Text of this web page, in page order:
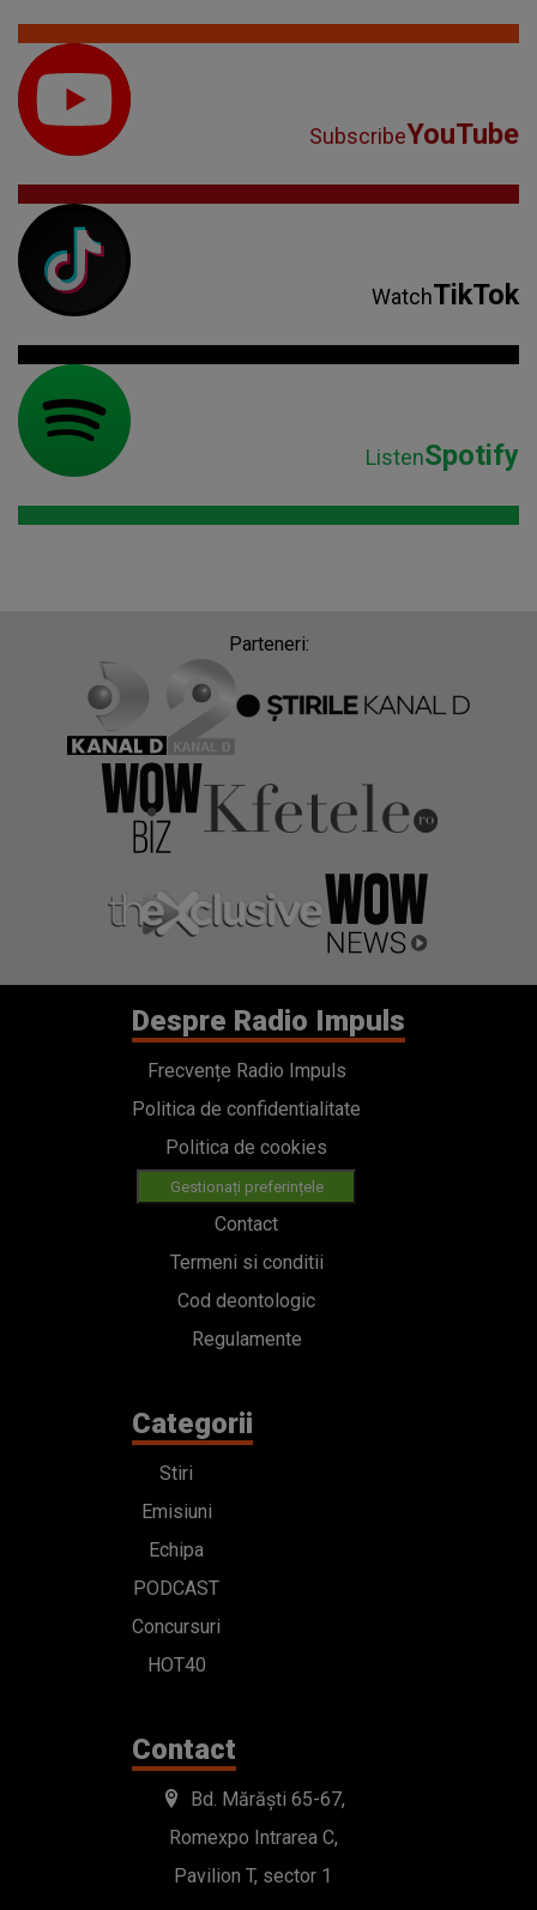
SubscribeYouTube
WatchTikTok
ListenSpotify
Parteneri:
Despre Radio Impuls
Frecvențe Radio Impuls
Politica de confidentialitate
Politica de cookies
Gestionați preferințele
Contact
Termeni si conditii
Cod deontologic
Regulamente
Categorii
Stiri
Emisiuni
Echipa
PODCAST
Concursuri
HOT40
Contact
Bd. Mărăști 65-67,
Romexpo Intrarea C,
Pavilion T, sector 1